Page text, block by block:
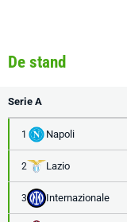
De stand
Serie A
1 Napoli
2 Lazio
3 Internazionale